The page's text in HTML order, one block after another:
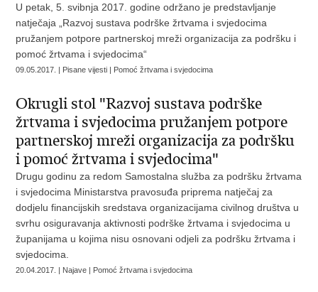
U petak, 5. svibnja 2017. godine održano je predstavljanje
natječaja „Razvoj sustava podrške žrtvama i svjedocima
pružanjem potpore partnerskoj mreži organizacija za podršku i
pomoć žrtvama i svjedocima“
09.05.2017. | Pisane vijesti | Pomoć žrtvama i svjedocima
Okrugli stol "Razvoj sustava podrške
žrtvama i svjedocima pružanjem potpore
partnerskoj mreži organizacija za podršku
i pomoć žrtvama i svjedocima"
Drugu godinu za redom Samostalna služba za podršku žrtvama
i svjedocima Ministarstva pravosuđa priprema natječaj za
dodjelu financijskih sredstava organizacijama civilnog društva u
svrhu osiguravanja aktivnosti podrške žrtvama i svjedocima u
županijama u kojima nisu osnovani odjeli za podršku žrtvama i
svjedocima.
20.04.2017. | Najave | Pomoć žrtvama i svjedocima